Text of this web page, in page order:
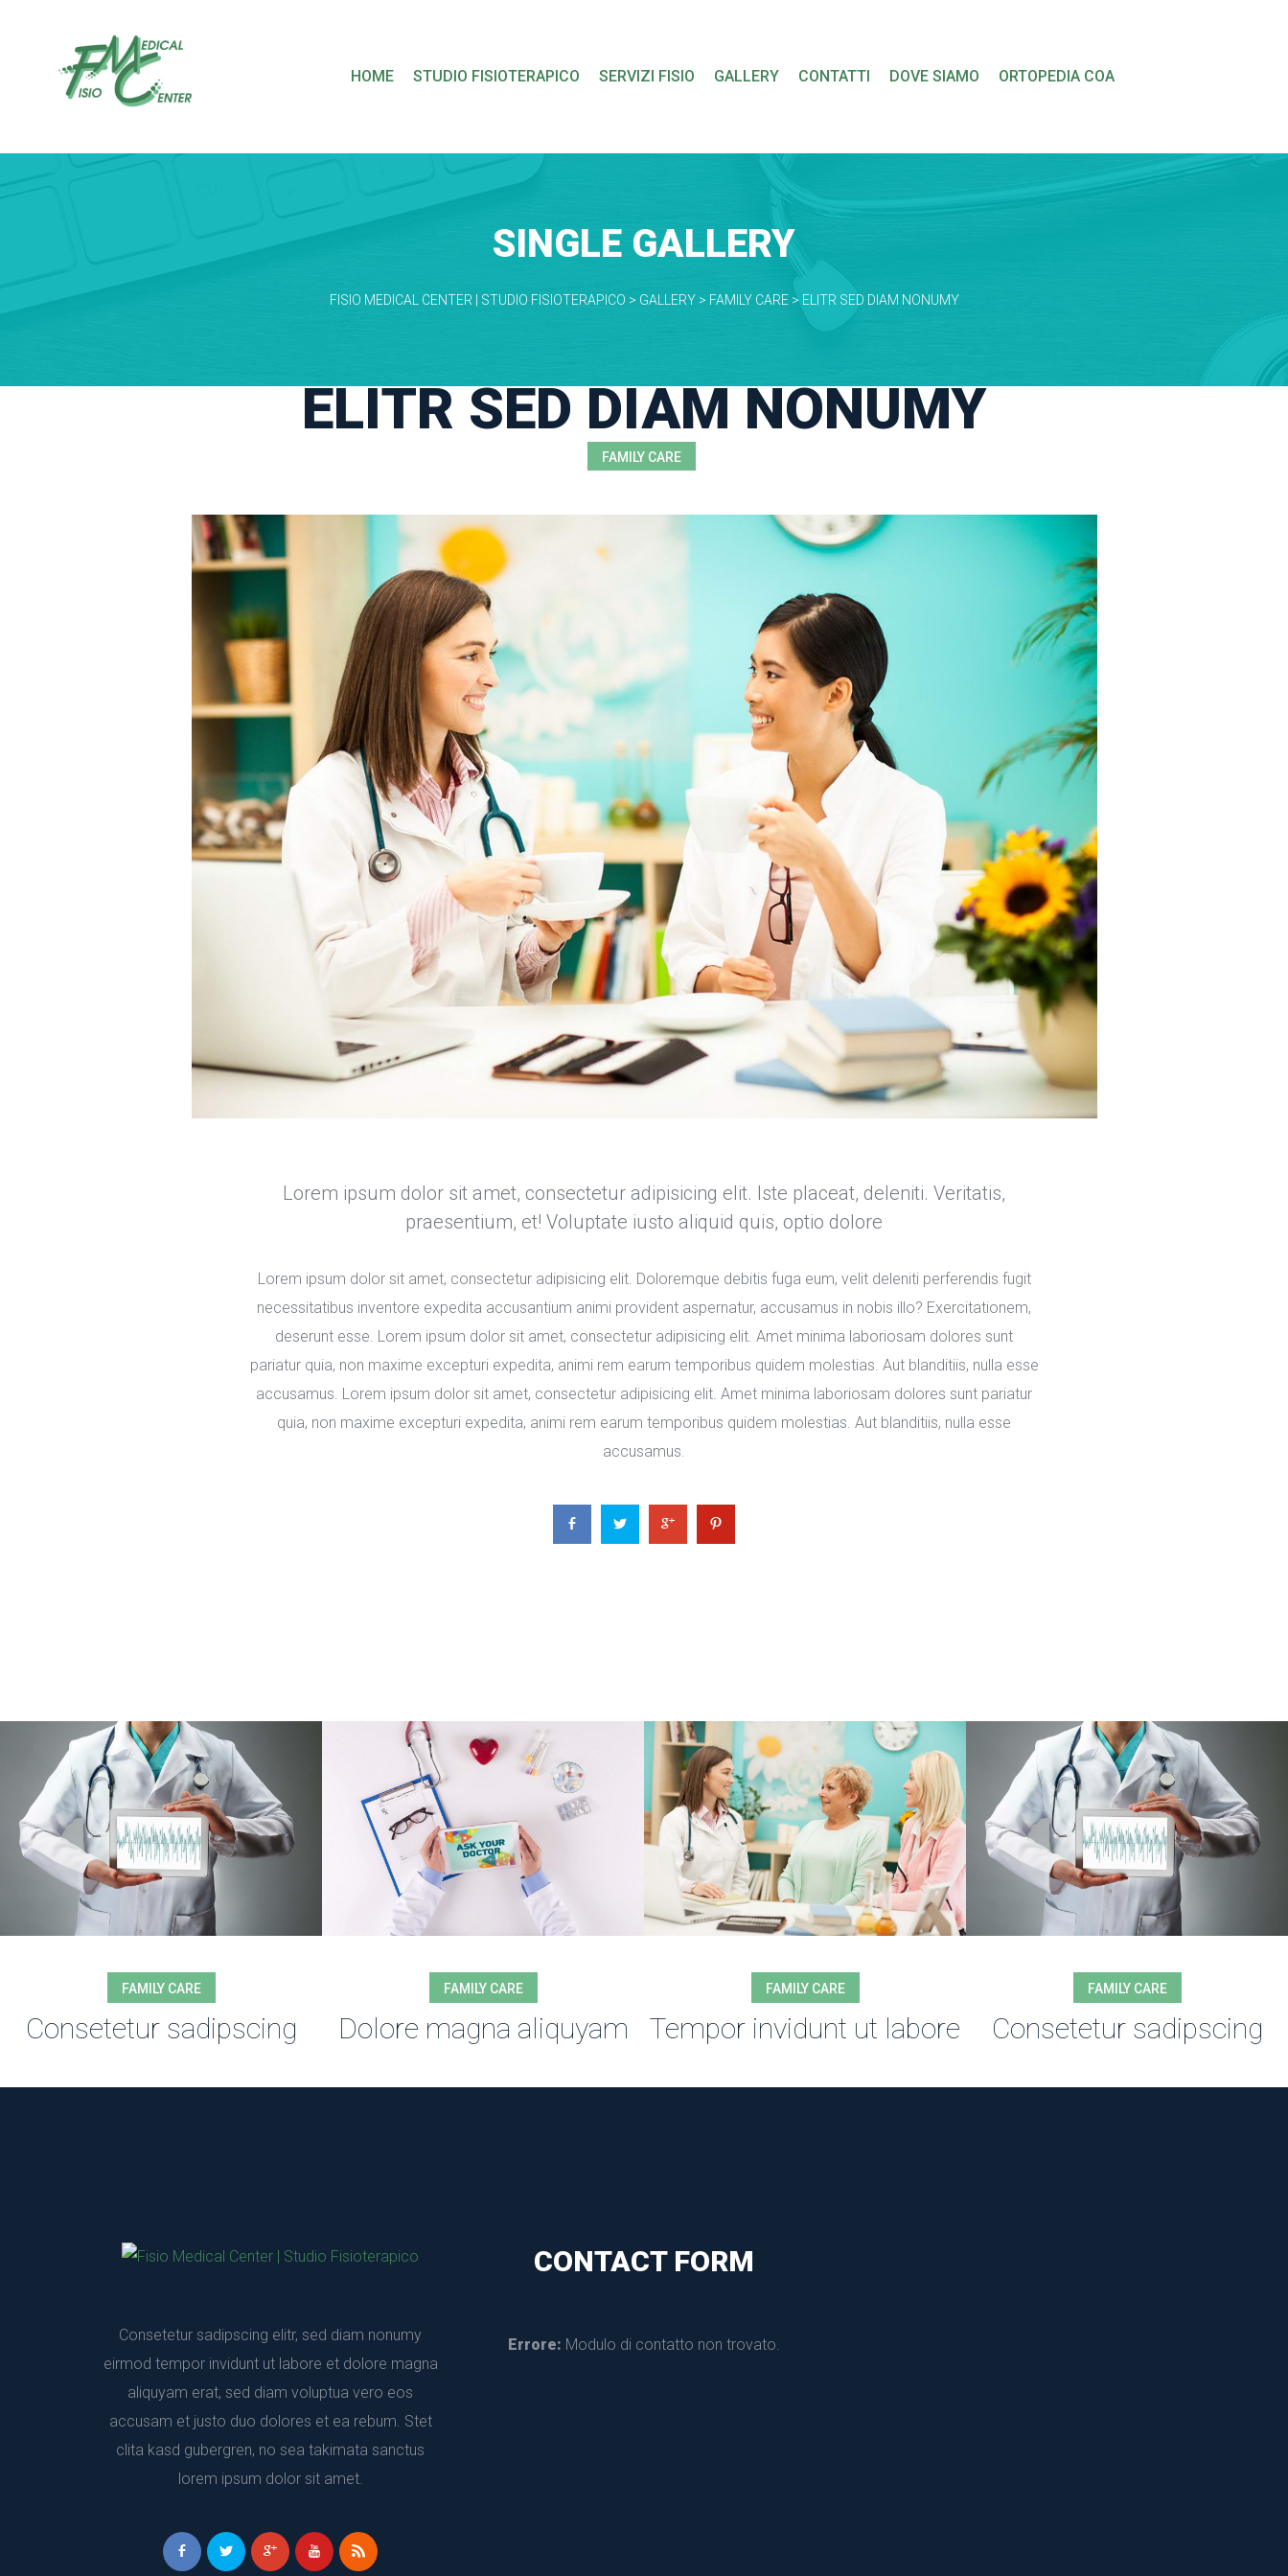
HOME STUDIO FISIOTERAPICO SERVIZI FISIO GALLERY CONTATTI DOVE SIAMO ORTOPEDIA COA
SINGLE GALLERY
FISIO MEDICAL CENTER | STUDIO FISIOTERAPICO > GALLERY > FAMILY CARE > ELITR SED DIAM NONUMY
ELITR SED DIAM NONUMY
FAMILY CARE
Lorem ipsum dolor sit amet, consectetur adipisicing elit. Iste placeat, deleniti. Veritatis,
praesentium, et! Voluptate iusto aliquid quis, optio dolore
Lorem ipsum dolor sit amet, consectetur adipisicing elit. Doloremque debitis fuga eum, velit deleniti perferendis fugit
necessitatibus inventore expedita accusantium animi provident aspernatur, accusamus in nobis illo? Exercitationem,
deserunt esse. Lorem ipsum dolor sit amet, consectetur adipisicing elit. Amet minima laboriosam dolores sunt
pariatur quia, non maxime excepturi expedita, animi rem earum temporibus quidem molestias. Aut blanditiis, nulla esse
accusamus. Lorem ipsum dolor sit amet, consectetur adipisicing elit. Amet minima laboriosam dolores sunt pariatur
quia, non maxime excepturi expedita, animi rem earum temporibus quidem molestias. Aut blanditiis, nulla esse
accusamus.
FAMILY CARE
Consetetur sadipscing
FAMILY CARE
Dolore magna aliquyam
FAMILY CARE
Tempor invidunt ut labore
FAMILY CARE
Consetetur sadipscing
Consetetur sadipscing elitr, sed diam nonumy
eirmod tempor invidunt ut labore et dolore magna
aliquyam erat, sed diam voluptua vero eos
accusam et justo duo dolores et ea rebum. Stet
clita kasd gubergren, no sea takimata sanctus
lorem ipsum dolor sit amet.
CONTACT FORM
Errore: Modulo di contatto non trovato.